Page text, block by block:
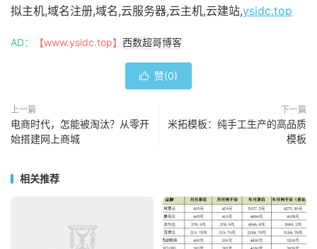
拟主机,域名注册,域名,云服务器,云主机,云建站,ysidc.top
AD： 【www.ysidc.top】 西数超哥博客
 赞(0)
上一篇
电商时代，怎能被淘汰？从零开
始搭建网上商城
下一篇
米拓模板：纯手工生产的高品质
模板
相关推荐